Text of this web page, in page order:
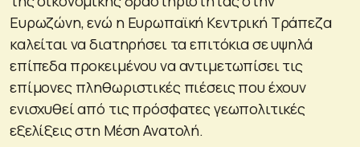
Ευρωζώνη, ενώ η Ευρωπαϊκή Κεντρική Τράπεζα
καλείται να διατηρήσει τα επιτόκια σε υψηλά
επίπεδα προκειμένου να αντιμετωπίσει τις
επίμονες πληθωριστικές πιέσεις που έχουν
ενισχυθεί από τις πρόσφατες γεωπολιτικές
εξελίξεις στη Μέση Ανατολή.